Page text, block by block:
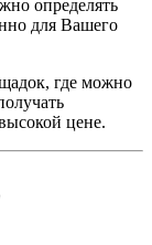
определять
для Вашего
где можно
цене.